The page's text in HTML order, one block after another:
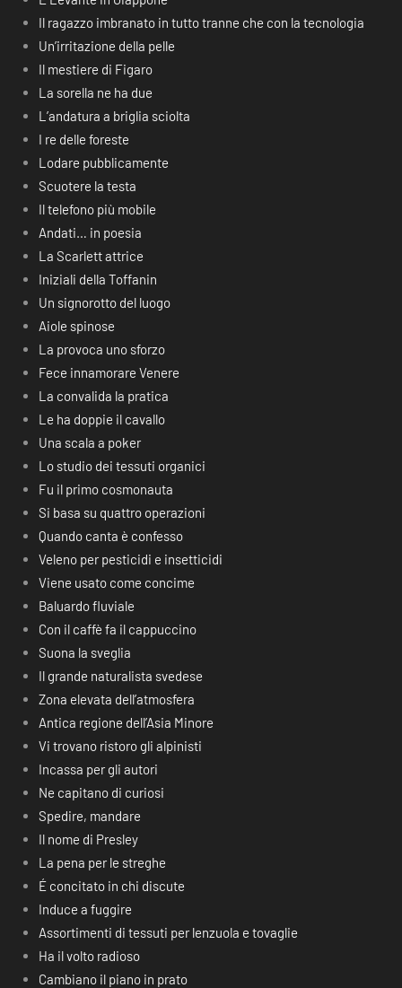
Il ragazzo imbranato in tutto tranne che con la tecnologia
Un’irritazione della pelle
Il mestiere di Figaro
La sorella ne ha due
L’andatura a briglia sciolta
I re delle foreste
Lodare pubblicamente
Scuotere la testa
Il telefono più mobile
Andati… in poesia
La Scarlett attrice
Iniziali della Toffanin
Un signorotto del luogo
Aiole spinose
La provoca uno sforzo
Fece innamorare Venere
La convalida la pratica
Le ha doppie il cavallo
Una scala a poker
Lo studio dei tessuti organici
Fu il primo cosmonauta
Si basa su quattro operazioni
Quando canta è confesso
Veleno per pesticidi e insetticidi
Viene usato come concime
Baluardo fluviale
Con il caffè fa il cappuccino
Suona la sveglia
Il grande naturalista svedese
Zona elevata dell’atmosfera
Antica regione dell’Asia Minore
Vi trovano ristoro gli alpinisti
Incassa per gli autori
Ne capitano di curiosi
Spedire, mandare
Il nome di Presley
La pena per le streghe
É concitato in chi discute
Induce a fuggire
Assortimenti di tessuti per lenzuola e tovaglie
Ha il volto radioso
Cambiano il piano in prato